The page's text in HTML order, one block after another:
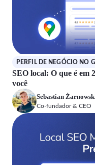
PERFIL DE NEGÓCIO NO
SEO local: O que é em
você
Sebastian
Co-fundador & CEO